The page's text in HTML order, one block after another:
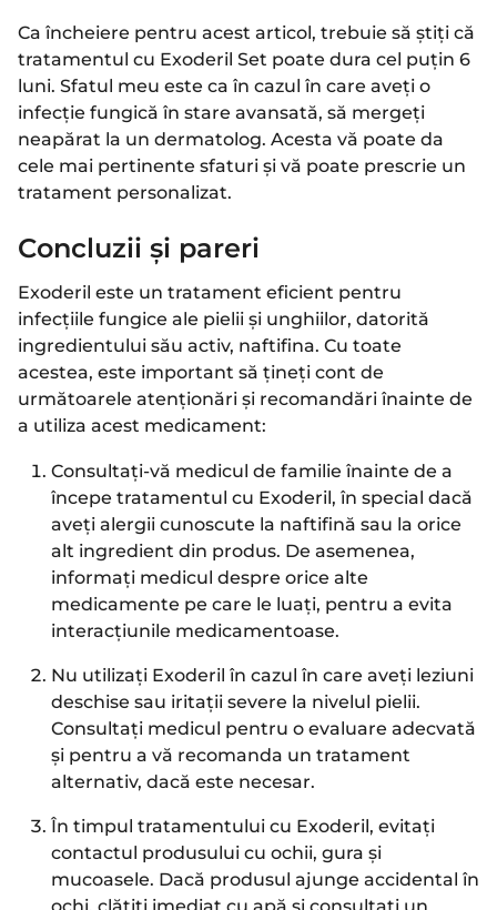
Ca încheiere pentru acest articol, trebuie să știți că
tratamentul cu Exoderil Set poate dura cel puțin 6
luni. Sfatul meu este ca în cazul în care aveți o
infecție fungică în stare avansată, să mergeți
neapărat la un dermatolog. Acesta vă poate da
cele mai pertinente sfaturi și vă poate prescrie un
tratament personalizat.
Concluzii și pareri
Exoderil este un tratament eficient pentru
infecțiile fungice ale pielii și unghiilor, datorită
ingredientului său activ, naftifina. Cu toate
acestea, este important să țineți cont de
următoarele atenționări și recomandări înainte de
a utiliza acest medicament:
Consultați-vă medicul de familie înainte de a
începe tratamentul cu Exoderil, în special dacă
aveți alergii cunoscute la naftifină sau la orice
alt ingredient din produs. De asemenea,
informați medicul despre orice alte
medicamente pe care le luați, pentru a evita
interacțiunile medicamentoase.
Nu utilizați Exoderil în cazul în care aveți leziuni
deschise sau iritații severe la nivelul pielii.
Consultați medicul pentru o evaluare adecvată
și pentru a vă recomanda un tratament
alternativ, dacă este necesar.
În timpul tratamentului cu Exoderil, evitați
contactul produsului cu ochii, gura și
mucoasele. Dacă produsul ajunge accidental în